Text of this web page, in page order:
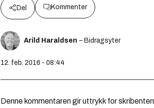
Del Kommenter
Arild Haraldsen – Bidragsyter
12. feb. 2016 - 08:44
Denne kommentaren gir uttrykk for